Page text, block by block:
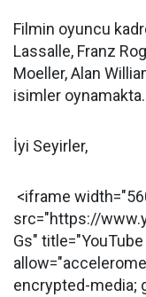
Filmin oyuncu
Lassalle, Franz
Moeller, Alan
isimler oynamakta.
İyi Seyirler,
<iframe
src="https://
Gs"
encrypted-media;